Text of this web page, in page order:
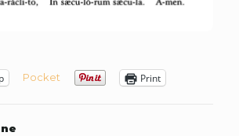
Pocket Print